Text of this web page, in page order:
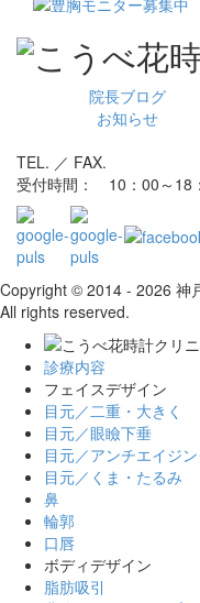
院長ブログ
お知らせ
TEL. ／ FAX.
受付時間： 10：00～18
Copyright © 2014 - 2026 神
All rights reserved.
診療内容
フェイスデザイン
目元／二重・大きく
目元／眼瞼下垂
目元／アンチエイジ
目元／くま・たるみ
鼻
輪郭
口唇
ボディデザイン
脂肪吸引